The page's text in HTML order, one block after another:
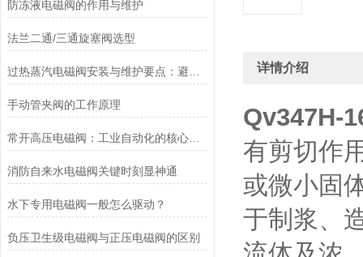
防冻液电磁阀的作用与维护
法兰二通/三通旋塞阀选型
手动管夹阀的工作原理
常开高压电磁阀：工业自动化的核心元件
消防自来水电磁阀关键时刻显神通
水下专用电磁阀一般怎么驱动？
负压卫生级电磁阀与正压电磁阀的区别
详情介绍
Qv347H-
有剪切作
或微小固
于制浆、